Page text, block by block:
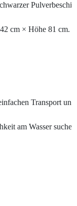
cm × Höhe 81 cm.
Transport
am Wasser